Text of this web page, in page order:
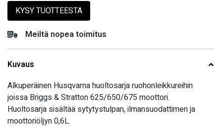
KYSY TUOTTEESTA
Meiltä nopea toimitus
Kuvaus
Alkuperäinen Husqvarna huoltosarja ruohonleikkureihin
joissa Briggs & Stratton 625/650/675 moottori.
Huoltosarja sisältää sytytystulpan, ilmansuodattimen ja
moottoriöljyn 0,6L.